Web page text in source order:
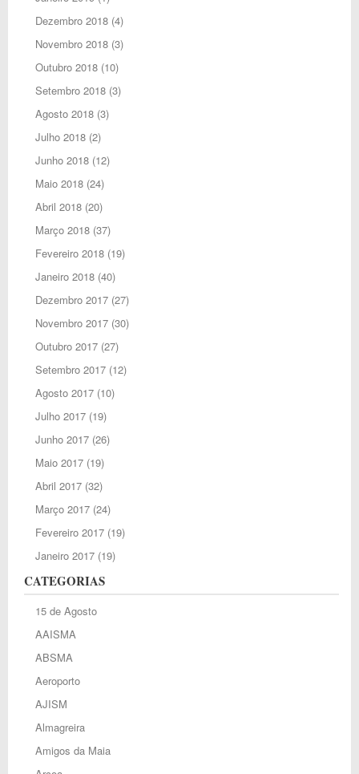
Dezembro 2018(4)
Novembro 2018(3)
Outubro 2018(10)
Setembro 2018(3)
Agosto 2018(3)
Julho 2018(2)
Junho 2018(12)
Maio 2018(24)
Abril 2018(20)
Março 2018(37)
Fevereiro 2018(19)
Janeiro 2018(40)
Dezembro 2017(27)
Novembro 2017(30)
Outubro 2017(27)
Setembro 2017(12)
Agosto 2017(10)
Julho 2017(19)
Junho 2017(26)
Maio 2017(19)
Abril 2017(32)
Março 2017(24)
Fevereiro 2017(19)
Janeiro 2017(19)
CATEGORIAS
15 de Agosto
AAISMA
ABSMA
Aeroporto
AJISM
Almagreira
Amigos da Maia